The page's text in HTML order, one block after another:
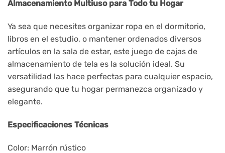
Almacenamiento Multiuso para Todo tu Hogar
Ya sea que necesites organizar ropa en el dormitorio,
libros en el estudio, o mantener ordenados diversos
artículos en la sala de estar, este juego de cajas de
almacenamiento de tela es la solución ideal. Su
versatilidad las hace perfectas para cualquier espacio,
asegurando que tu hogar permanezca organizado y
elegante.
Especificaciones Técnicas
Color: Marrón rústico